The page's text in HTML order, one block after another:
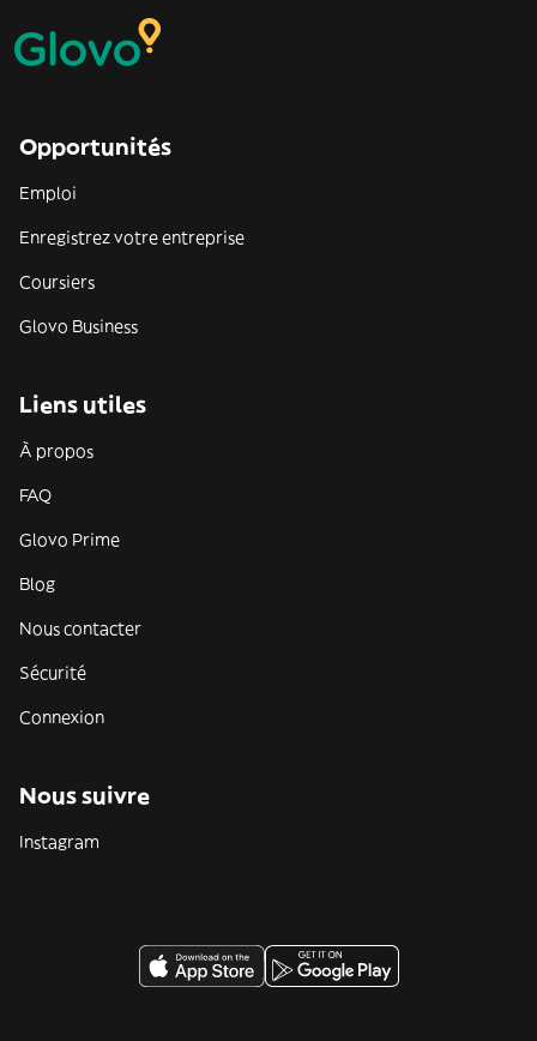
Opportunités
Emploi
Enregistrez votre entreprise
Coursiers
Glovo Business
Liens utiles
À propos
FAQ
Glovo Prime
Blog
Nous contacter
Sécurité
Connexion
Nous suivre
Instagram